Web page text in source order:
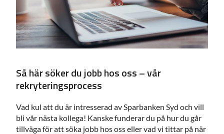
Så här söker du jobb hos oss – vår
rekryteringsprocess
Vad kul att du är intresserad av Sparbanken Syd och vill
bli vår nästa kollega! Kanske funderar du på hur du går
tillväga för att söka jobb hos oss eller vad vi tittar på när